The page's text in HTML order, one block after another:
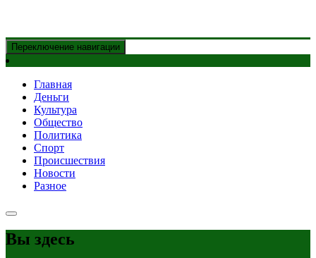
Переключение навигации
Главная
Деньги
Культура
Общество
Политика
Спорт
Происшествия
Новости
Разное
Вы здесь